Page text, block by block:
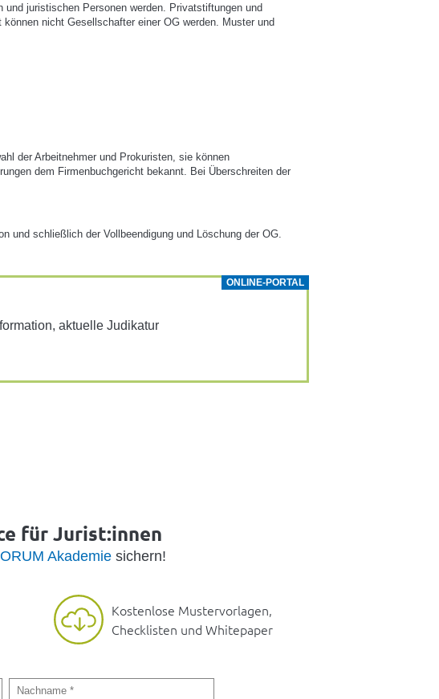
juristischen Personen werden. Privatstiftungen und
nicht Gesellschafter einer OG werden. Muster und
der Arbeitnehmer und Prokuristen, sie können
dem Firmenbuchgericht bekannt. Bei Überschreiten der
und schließlich der Vollbeendigung und Löschung der OG.
ONLINE-PORTAL
aktu­elle Judi­katur
für Jurist:innen
Akademiesichern!
Kostenlose Mustervorlagen,
Checklisten und Whitepaper